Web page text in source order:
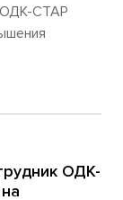
ОДК-СТАР
ОДК-